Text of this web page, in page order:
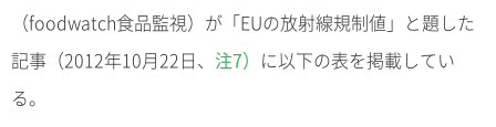
（foodwatch食品監視）が「EUの放射線規制値」と題した
記事（2012年10月22日、 注7） に以下の表を掲載してい
る。